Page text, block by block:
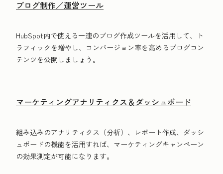
ブログ制作／運営ツール
HubSpot内で使える一連のブログ作成ツールを活用して、ト
ラフィックを増やし、コンバージョン率を高めるブログコン
テンツを公開しましょう。
マーケティングアナリティクス＆ダッシュボード
組み込みのアナリティクス（分析）、レポート作成、ダッシ
ュボードの機能を活用すれば、マーケティングキャンペーン
の効果測定が可能になります。